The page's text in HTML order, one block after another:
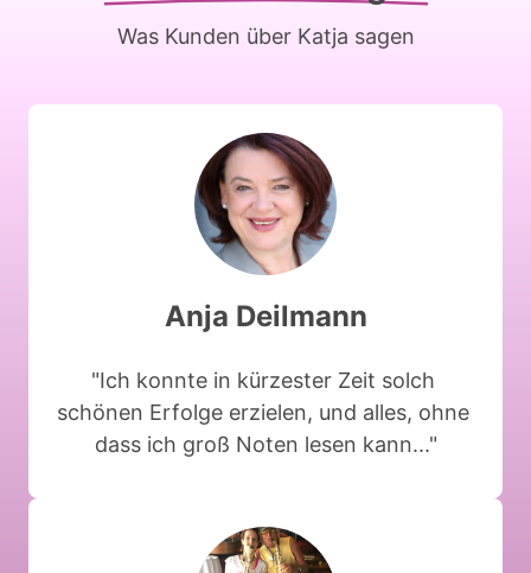
Was Kunden über Katja sagen
Anja Deilmann
"Ich konnte in kürzester Zeit
schönen Erfolge erzielen, und alles,
dass ich groß Noten lesen kann..."